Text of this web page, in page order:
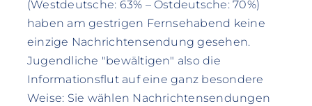
(Westdeutsche: 63% – Ostdeutsche: 70%)
haben am gestrigen Fernsehabend keine
einzige Nachrichtensendung gesehen.
Jugendliche "bewältigen" also die
Informationsflut auf eine ganz besondere
Weise: Sie wählen Nachrichtensendungen